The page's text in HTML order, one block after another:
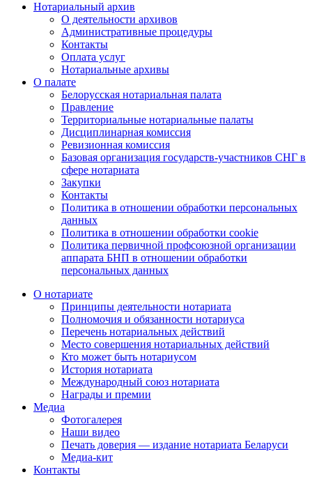
Нотариальный архив
О деятельности архивов
Административные процедуры
Контакты
Оплата услуг
Нотариальные архивы
О палате
Белорусская нотариальная палата
Правление
Территориальные нотариальные палаты
Дисциплинарная комиссия
Ревизионная комиссия
Базовая организация государств-участников СНГ в
сфере нотариата
Закупки
Контакты
Политика в отношении обработки персональных
данных
Политика в отношении обработки cookie
Политика первичной профсоюзной организации
аппарата БНП в отношении обработки
персональных данных
О нотариате
Принципы деятельности нотариата
Полномочия и обязанности нотариуса
Перечень нотариальных действий
Место совершения нотариальных действий
Кто может быть нотариусом
История нотариата
Международный союз нотариата
Награды и премии
Медиа
Фотогалерея
Наши видео
Печать доверия — издание нотариата Беларуси
Медиа-кит
Контакты